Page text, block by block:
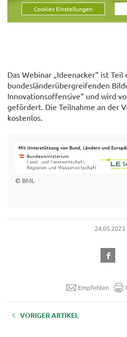
Cookies Einstellungen
Das Webinar „Ideenacker“ ist Teil
bundesländerübergreifenden
Innovationsoffensive“ und wird
gefördert. Die Teilnahme an der
kostenlos.
© BML
24.05.2023
Empfehlen
VORIGER ARTIKEL